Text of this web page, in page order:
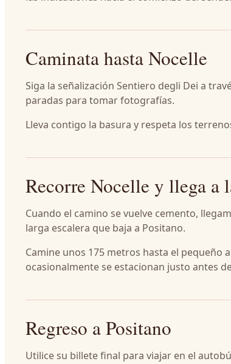
Caminata hasta Nocelle
Siga la señalización Sentiero degli Dei a
paradas para tomar fotografías.
Lleva contigo la basura y respeta los
Recorre Nocelle y llega a
Cuando el camino se vuelve cemento,
larga escalera que baja a Positano.
Camine unos 175 metros hasta el pequeño
ocasionalmente se estacionan justo antes
Regreso a Positano
Utilice su billete final para viajar en el